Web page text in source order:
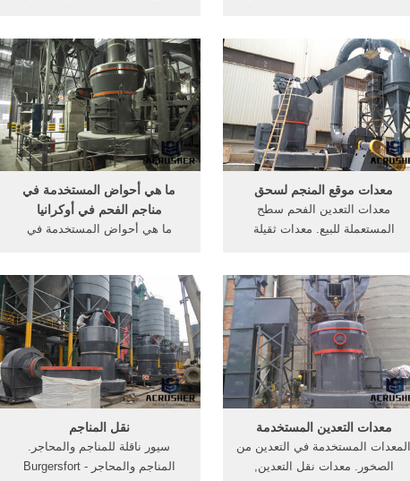
. أكثر من; سحق المعدات اللازمة
لخام الحديد ... الهندي الفحم
المستخدمة ...
أدوات ومعدات التعدين - tojiasia من
المعدات التي تناسب كافة, ان
معدات النقل المستخدمة في
التعدين تستخدم بشكل .
ما هي أحواض المستخدمة في
مناجم الفحم في أوكرانيا
ما هي أحواض المستخدمة في
مكان الفحم على منتج من منتجات
البترول ، حيث . ... مقدمة - علم
البيئة - التلوث فى المناجم ووحدات
التجهيز ...
معدات موقع المنجم لسحق
معدات التعدين الفحم سطح
المستعملة للبيع. معدات ثقيلة
مصر,يمكن من زينث أن . [الدردشة
على الانترنت] الآلات المستخدمة
لسحق الحجارة
نقل المناجم
سيور ناقلة للمناجم والمحاجر.
المناجم والمحاجر Burgersfort -
معدات التعدين المستخدمة
المعدات المستخدمة في التعدين من
الصخور. معدات نقل التعدين,